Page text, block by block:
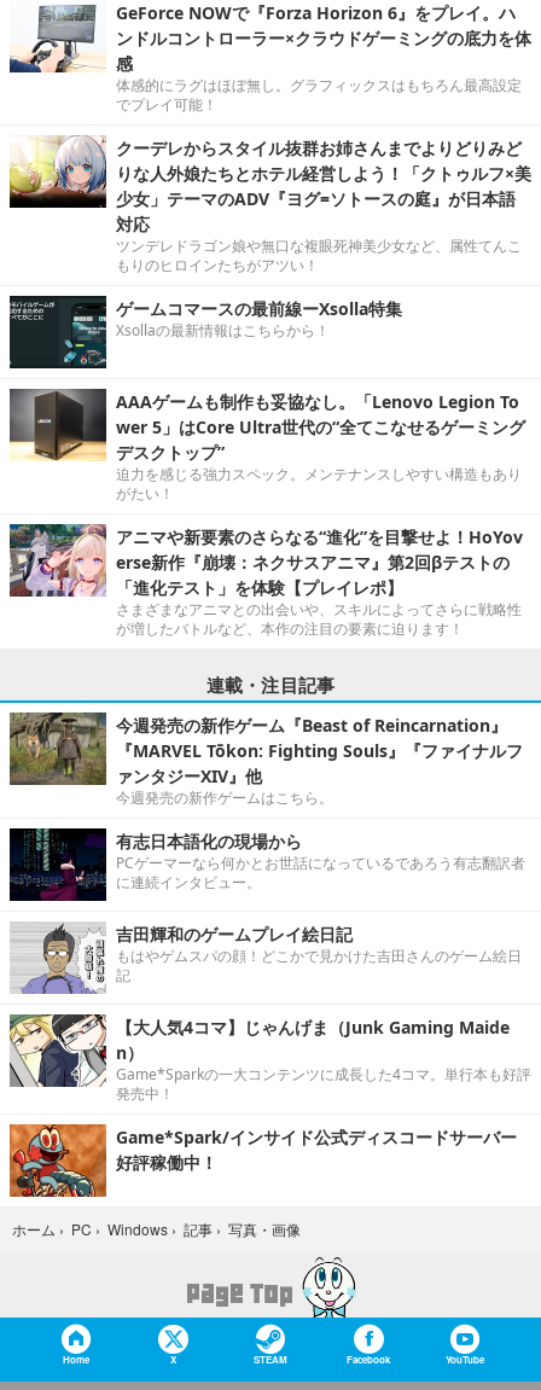
GeForce NOWで『Forza Horizon 6』をプレイ。ハ
ンドルコントローラー×クラウドゲーミングの底力を体
感
体感的にラグはほぼ無し。グラフィックスはもちろん最高設定
でプレイ可能！
クーデレからスタイル抜群お姉さんまでよりどりみど
りな人外娘たちとホテル経営しよう！「クトゥルフ×美
少女」テーマのADV『ヨグ=ソトースの庭』が日本語
対応
ツンデレドラゴン娘や無口な複眼死神美少女など、属性てんこ
もりのヒロインたちがアツい！
ゲームコマースの最前線ーXsolla特集
Xsollaの最新情報はこちらから！
AAAゲームも制作も妥協なし。「Lenovo Legion To
wer 5」はCore Ultra世代の“全てこなせるゲーミング
デスクトップ”
迫力を感じる強力スペック。メンテナンスしやすい構造もあり
がたい！
アニマや新要素のさらなる“進化”を目撃せよ！HoYov
erse新作『崩壊：ネクサスアニマ』第2回βテストの
「進化テスト」を体験【プレイレポ】
さまざまなアニマとの出会いや、スキルによってさらに戦略性
が増したバトルなど、本作の注目の要素に迫ります！
連載・注目記事
今週発売の新作ゲーム『Beast of Reincarnation』
『MARVEL Tōkon: Fighting Souls』『ファイナルフ
ァンタジーXIV』他
今週発売の新作ゲームはこちら。
有志日本語化の現場から
PCゲーマーなら何かとお世話になっているであろう有志翻訳者
に連続インタビュー。
吉田輝和のゲームプレイ絵日記
もはやゲムスパの顔！どこかで見かけた吉田さんのゲーム絵日
記
【大人気4コマ】じゃんげま（Junk Gaming Maide
n）
Game*Sparkの一大コンテンツに成長した4コマ。単行本も好評
発売中！
Game*Spark/インサイド公式ディスコードサーバー
好評稼働中！
ホーム › PC › Windows › 記事 › 写真・画像
Home X STEAM Facebook YouTube